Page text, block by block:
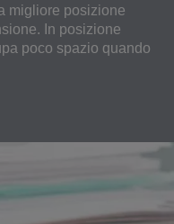
migliore posizione
In posizione
poco spazio quando